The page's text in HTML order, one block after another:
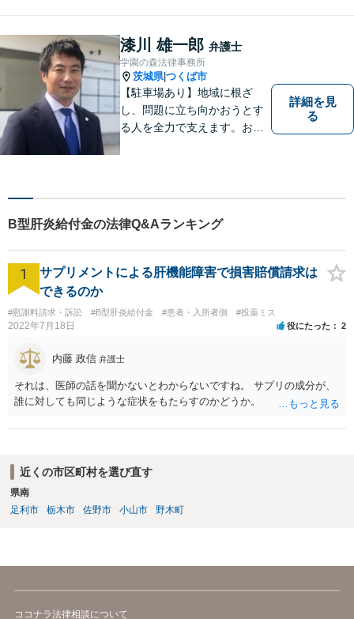
通事故／遺産相続／借金問題
／企業法務／離婚問題などさ
まざまな分野に力を入れてお
ります。
漆川 雄一郎 弁護士
学園の森法律事務所
茨城県|つくば市
【駐車場あり】地域に根ざ
し、問題に立ち向かおうとす
る人を全力で支えます。お困
詳細を見
る
B型肝炎給付金の法律Q&Aランキング
1
サプリメントによる肝機能障害で損害賠償請求は
できるのか
#慰謝料請求・訴訟 #B型肝炎給付金 #患者・入所者側 #投薬ミス
2022年7月18日 役にたった 2
内藤 政信 弁護士
それは、医師の話を聞かないとわからないですね。 サプリの成分が、
誰に対しても同じような症状をもたらすのかどうか。
近くの市区町村を選び直す
県南
足利市
栃木市 佐野市 小山市 野木町
ココナラ法律相談について